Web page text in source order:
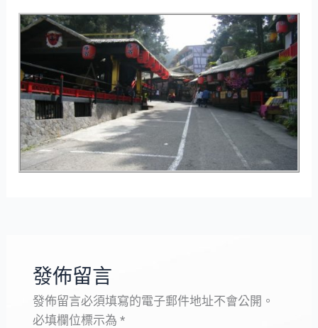
發佈留言
發佈留言必須填寫的電子郵件地址不會公開。
必填欄位標示為 *